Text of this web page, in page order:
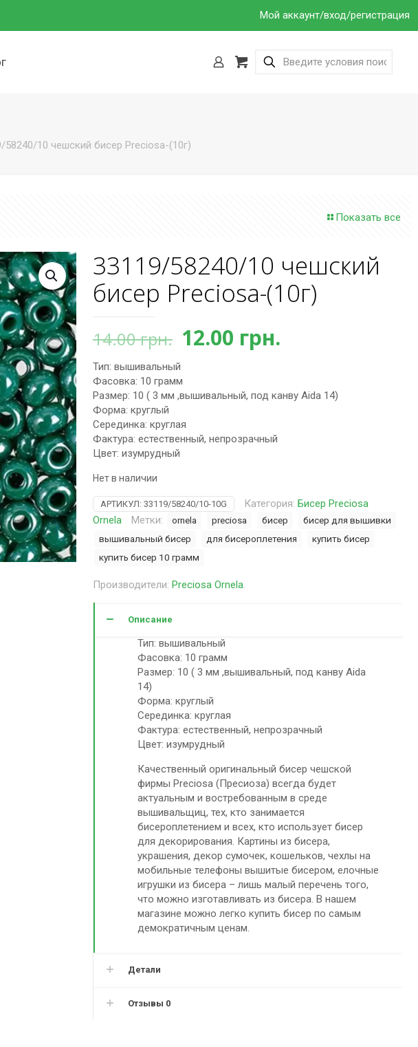
Мой аккаунт/вход/регистрация
58240/10 чешский бисер Preciosa-(10г)
Показать все
33119/58240/10 чешский
бисер Preciosa-(10г)
14.00грн. Первоначальная
составляла
14.00 грн..
12.00 грн.Текущая
Тип: вышивальный
Фасовка: 10 грамм
Размер: 10 ( 3 мм ,вышивальный, под канву Aida 14)
Форма: круглый
Серединка: круглая
Фактура: естественный, непрозрачный
Цвет: изумрудный
Нет в наличии
АРТИКУЛ: 33119/58240/10-10G Категория: Бисер Preciosa
Ornela
Метки: ornela preciosa бисер
бисер для вышивки
вышивальный бисер
для бисероплетения
купить бисер
купить бисер 10 грамм
Производители: Preciosa Ornela.
Описание
Тип: вышивальный
Фасовка: 10 грамм
Размер: 10 ( 3 мм ,вышивальный, под канву Aida
14)
Форма: круглый
Серединка: круглая
Фактура: естественный, непрозрачный
Цвет: изумрудный
Качественный оригинальный бисер чешской
фирмы Preciosa (Пресиоза) всегда будет
актуальным и востребованным в среде
вышивальщиц, тех, кто занимается
бисероплетением и всех, кто использует бисер
для декорирования. Картины из бисера,
украшения, декор сумочек, кошельков, чехлы на
мобильные телефоны вышитые бисером, елочные
игрушки из бисера – лишь малый перечень того,
что можно изготавливать из бисера. В нашем
магазине можно легко купить бисер по самым
демократичным ценам.
Детали
Отзывы 0